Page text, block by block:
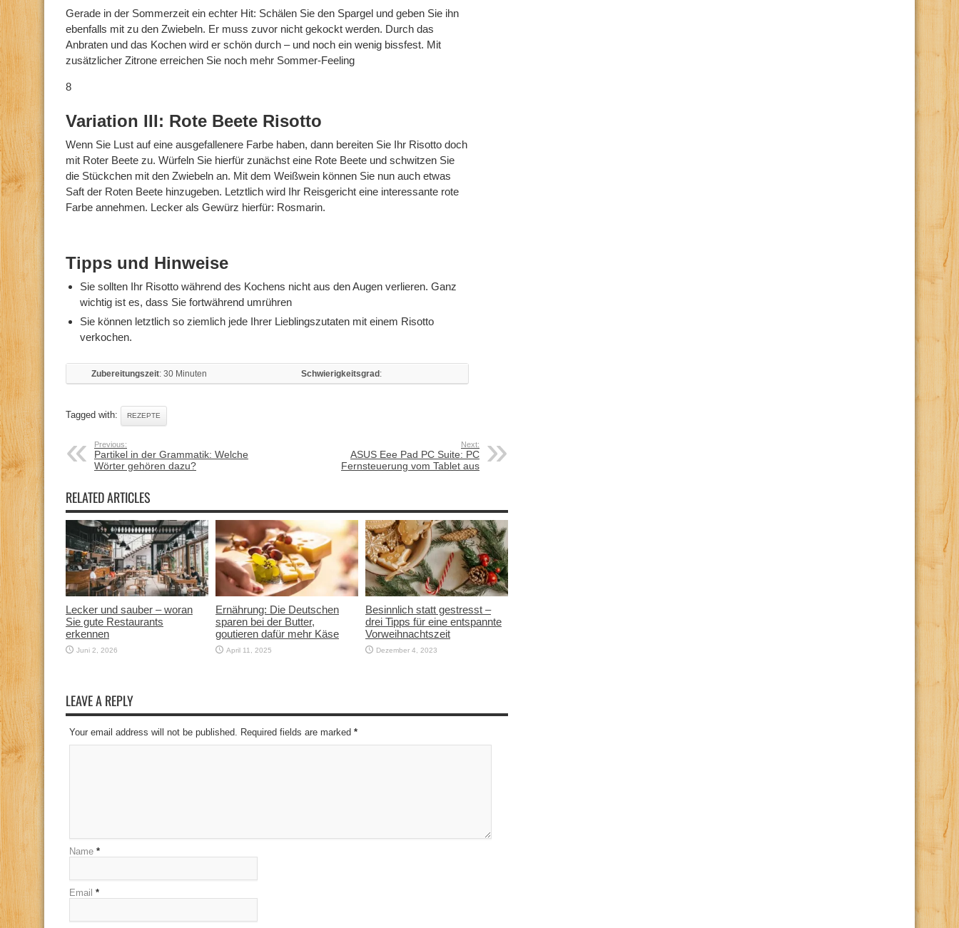
Gerade in der Sommerzeit ein echter Hit: Schälen Sie den Spargel und geben Sie ihn
ebenfalls mit zu den Zwiebeln. Er muss zuvor nicht gekockt werden. Durch das
Anbraten und das Kochen wird er schön durch – und noch ein wenig bissfest. Mit
zusätzlicher Zitrone erreichen Sie noch mehr Sommer-Feeling
8
Variation III: Rote Beete Risotto
Wenn Sie Lust auf eine ausgefallenere Farbe haben, dann bereiten Sie Ihr Risotto doch
mit Roter Beete zu. Würfeln Sie hierfür zunächst eine Rote Beete und schwitzen Sie
die Stückchen mit den Zwiebeln an. Mit dem Weißwein können Sie nun auch etwas
Saft der Roten Beete hinzugeben. Letztlich wird Ihr Reisgericht eine interessante rote
Farbe annehmen. Lecker als Gewürz hierfür: Rosmarin.
Tipps und Hinweise
Sie sollten Ihr Risotto während des Kochens nicht aus den Augen verlieren. Ganz
wichtig ist es, dass Sie fortwährend umrühren
Sie können letztlich so ziemlich jede Ihrer Lieblingszutaten mit einem Risotto
verkochen.
Zubereitungszeit: 30 Minuten Schwierigkeitsgrad :
Tagged with: REZEPTE
Previous:
Partikel in der Grammatik: Welche
Wörter gehören dazu?
Next:
ASUS Eee Pad PC Suite: PC
Fernsteuerung vom Tablet aus
RELATED ARTICLES
Lecker und sauber – woran
Sie gute Restaurants
erkennen
Juni 2, 2026
Ernährung: Die Deutschen
sparen bei der Butter,
goutieren dafür mehr Käse
April 11, 2025
Besinnlich statt gestresst –
drei Tipps für eine entspannte
Vorweihnachtszeit
Dezember 4, 2023
LEAVE A REPLY
Your email address will not be published. Required fields are marked *
Name *
Email *